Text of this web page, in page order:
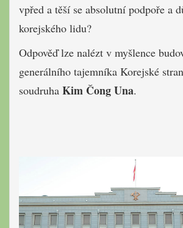
vpřed a těší se absolutní podpoře a
korejského lidu?
Odpověď lze nalézt v myšlence
generálního tajemníka Korejské
soudruha Kim Čong Una.